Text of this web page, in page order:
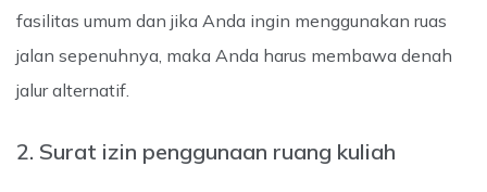
fasilitas umum dan jika Anda ingin menggunakan ruas
jalan sepenuhnya, maka Anda harus membawa denah
jalur alternatif.
2. Surat izin penggunaan ruang kuliah